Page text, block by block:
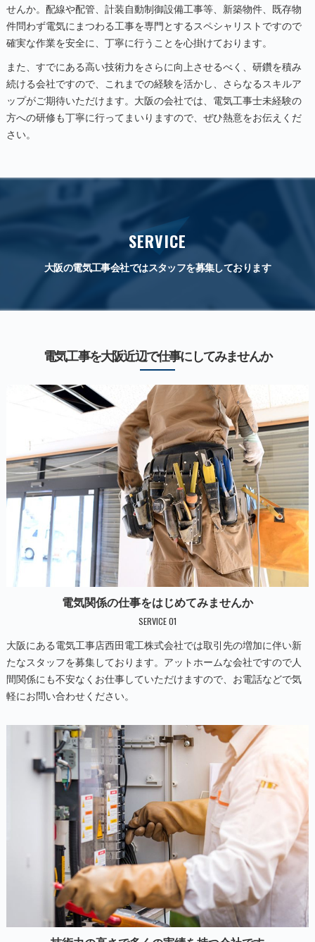
せんか。配線や配管、計装自動制御設備工事等、新築物件、既存物
件問わず電気にまつわる工事を専門とするスペシャリストですので
確実な作業を安全に、丁寧に行うことを心掛けております。
また、すでにある高い技術力をさらに向上させるべく、研鑽を積み
続ける会社ですので、これまでの経験を活かし、さらなるスキルア
ップがご期待いただけます。大阪の会社では、電気工事士未経験の
方への研修も丁寧に行ってまいりますので、ぜひ熱意をお伝えくだ
さい。
大阪の電気工事会社ではスタッフを募集しております
SERVICE
電気工事を大阪近辺で仕事にしてみませんか
電気関係の仕事をはじめてみませんか
SERVICE 01
大阪にある電気工事店西田電工株式会社では取引先の増加に伴い新
たなスタッフを募集しております。アットホームな会社ですので人
間関係にも不安なくお仕事していただけますので、お電話などで気
軽にお問い合わせください。